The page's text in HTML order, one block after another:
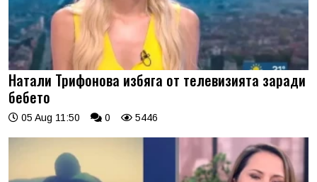
Натали Трифонова избяга от телевизията заради
бебето
05 Aug 11:50 0 5446